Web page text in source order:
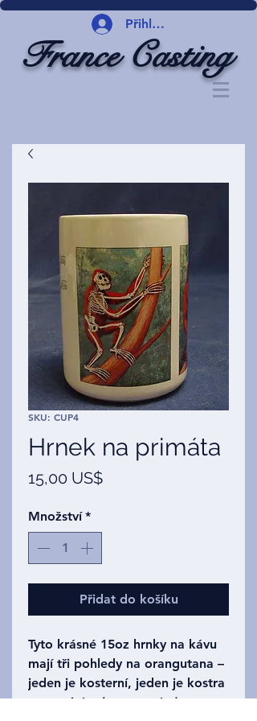
Přihlásit se
France Casting
SKU: CUP4
Hrnek na primáta
15,00 US$Cena
Množství *
Přidat do košíku
Tyto krásné 15oz hrnky na kávu
mají tři pohledy na orangutana –
jeden je kosterní, jeden je kostra
na masitém (a srstnatém)